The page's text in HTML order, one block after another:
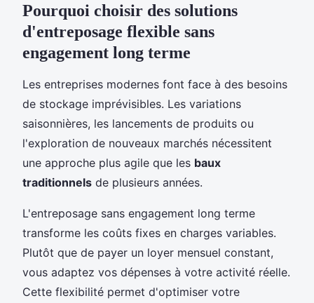
Pourquoi choisir des solutions
d'entreposage flexible sans
engagement long terme
Les entreprises modernes font face à des besoins
de stockage imprévisibles. Les variations
saisonnières, les lancements de produits ou
l'exploration de nouveaux marchés nécessitent
une approche plus agile que les baux
traditionnels de plusieurs années.
L'entreposage sans engagement long terme
transforme les coûts fixes en charges variables.
Plutôt que de payer un loyer mensuel constant,
vous adaptez vos dépenses à votre activité réelle.
Cette flexibilité permet d'optimiser votre